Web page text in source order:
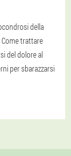
della
Come trattare
del dolore al
per sbarazzarsi